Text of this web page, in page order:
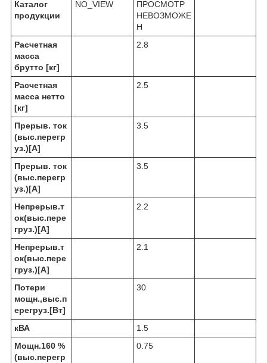
Каталог
продукции
NO_VIEW
ПРОСМОТР
НЕВОЗМОЖЕ
Н
Расчетная
масса
брутто [кг]
2.8
Расчетная
масса нетто
[кг]
2.5
Прерыв. ток
(выс.перегр
уз.)[A]
3.5
Прерыв. ток
(выс.перегр
уз.)[A]
3.5
Непрерыв.т
ок(выс.пере
груз.)[A]
2.2
Непрерыв.т
ок(выс.пере
груз.)[A]
2.1
Потери
мощн.,выс.п
ерегруз.[Вт]
30
кВА
1.5
Мощн.160 %
(выс.перегр
0.75